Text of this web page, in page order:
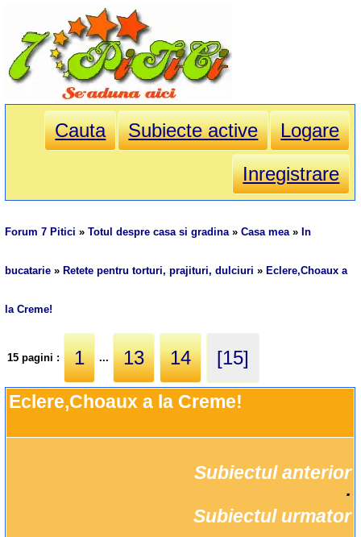
Cauta Subiecte active
Logare
Inregistrare
Forum 7 Pitici »Totul despre casa si gradina»Casa mea» In
bucatarie » Retete pentru torturi, prajituri, dulciuri » Eclere,Choaux a
la Creme!
15 pagini : 1 ... 13 14 [15]
Eclere,Choaux a la Creme!
Subiectul anterior
Subiectul urmator